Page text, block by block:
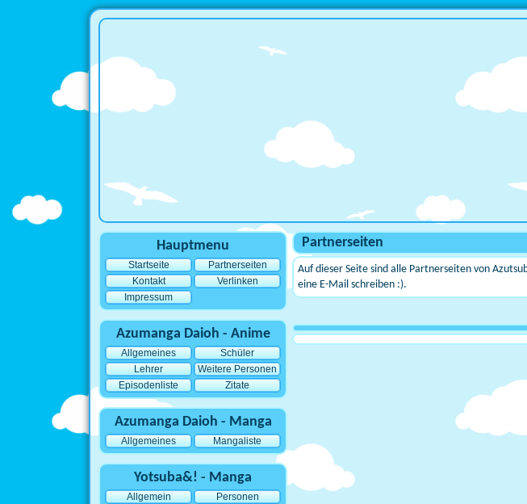
Partnerseiten
Auf dieser Seite sind alle Partnerseiten von
eine E-Mail schreiben :).
Hauptmenu
Startseite
Partnerseiten
Kontakt
Verlinken
Impressum
Azumanga Daioh - Anime
Allgemeines
Schüler
Lehrer
Weitere Personen
Episodenliste
Zitate
Azumanga Daioh - Manga
Allgemeines Mangaliste
Yotsuba&! - Manga
Allgemein Personen